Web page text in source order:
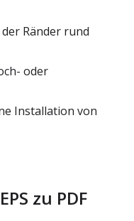
Ränder rund
oder
Installation von
zu PDF